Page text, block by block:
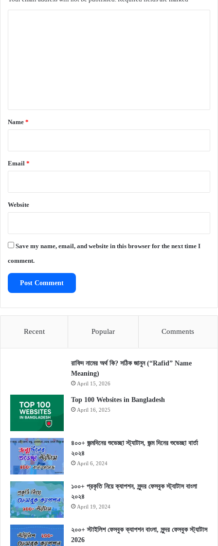
*
Name *
Email *
Website
Save my name, email, and website in this browser for the next time I
comment.
Recent Popular Comments
রাফিদ নামের অর্থ কি? সঠিক জানুন (“Rafid” Name
Meaning)
April 15, 2026
Top 100 Websites in Bangladesh
April 16, 2025
৪০০+ জন্মদিনের শুভেচ্ছা স্ট্যাটাস, জন্ম দিনের শুভেচ্ছা বার্তা
২০২৪
April 6, 2024
১০০+ প্রকৃতি নিয়ে ক্যাপশন, সুন্দর ফেসবুক স্ট্যাটাস বাংলা
২০২৪
April 19, 2024
২০০+ স্টাইলিশ ফেসবুক ক্যাপশন বাংলা, সুন্দর ফেসবুক স্ট্যাটাস
2026